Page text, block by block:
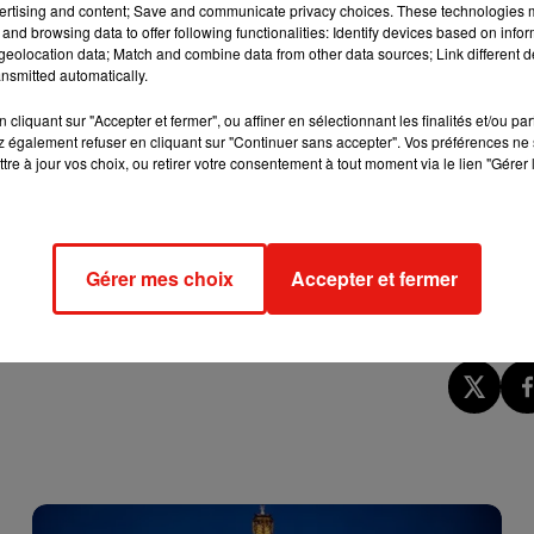
lignesC, D, H, J, L, Net Pseront aussi en service
liaison entre Bondy et Aulnay-sous-Bois (Seine-Saint-Denis)
fin de service. Sur la ligne
à 5h30. Le dispositif sera adapté en fonction des contraintes
de rocade
pour les lignesN21
, Place d’Italie pour le
le
.Deux lignes au terminus Gare de l’Est sont
and content; Save and communicate privacy choices. These technologies
browsing data to offer following functionalities: Identify devices based on
data; Match and combine data from other data sources; Link different
automatically.
cliquant sur "Accepter et fermer", ou affiner en sélectionnant les finalités et/ou
également refuser en cliquant sur "Continuer sans accepter". Vos préférences
à jour vos choix, ou retirer votre consentement à tout moment via le lien
Gérer mes choix Accepter et fermer